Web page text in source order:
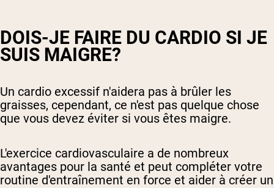
DOIS-JE FAIRE DU CARDIO SI JE
SUIS MAIGRE?
Un cardio excessif n'aidera pas à brûler les
graisses, cependant, ce n'est pas quelque chose
que vous devez éviter si vous êtes maigre.
L'exercice cardiovasculaire a de nombreux
avantages pour la santé et peut compléter votre
routine d'entraînement en force et aider à créer un